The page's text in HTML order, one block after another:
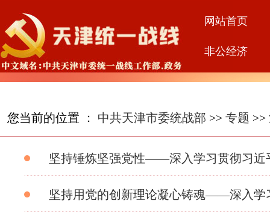
网站首页
非公经济
您当前的位置 ： 中共天津市委统战部 >> 专题 >>
坚持锤炼坚强党性——深入学习贯彻习近
坚持用党的创新理论凝心铸魂——深入学